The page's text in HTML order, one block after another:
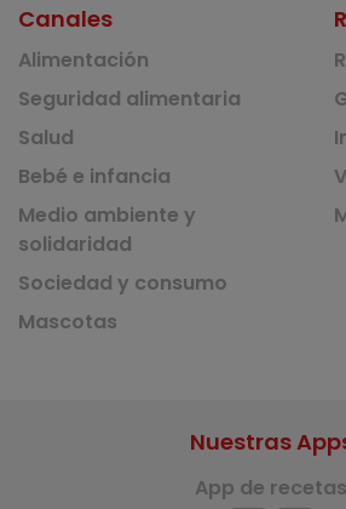
Canales
Alimentación
Seguridad alimentaria
Salud
Bebé e infancia
Medio ambiente y
solidaridad
Sociedad y consumo
Mascotas
Nuestras
App de recetas